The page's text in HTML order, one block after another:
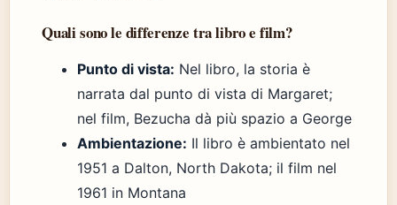
Quali sono le differenze tra libro e film?
Punto di vista: Nel libro, la storia è
narrata dal punto di vista di Margaret;
nel film, Bezucha dà più spazio a George
Ambientazione: Il libro è ambientato nel
1951 a Dalton, North Dakota; il film nel
1961 in Montana